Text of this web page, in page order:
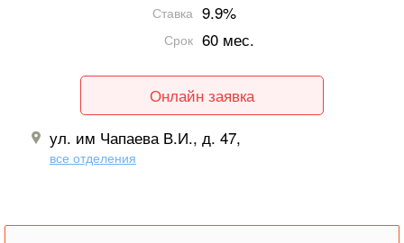
Ставка 9.9%
Срок 60 мес.
Онлайн заявка
ул. им Чапаева В.И., д. 47,
все отделения